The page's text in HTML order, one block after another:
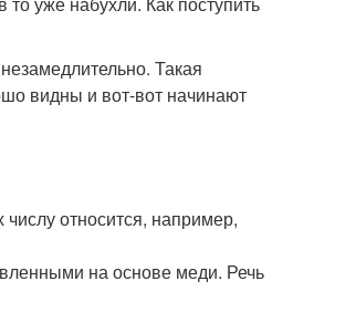
Такая
видны и вот-вот начинают
относится, например,
на основе меди. Речь